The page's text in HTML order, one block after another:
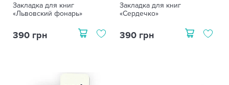
Закладка для книг
«Львовский фонарь»
390 грн
Закладка для книг
«Сердечко»
390 грн